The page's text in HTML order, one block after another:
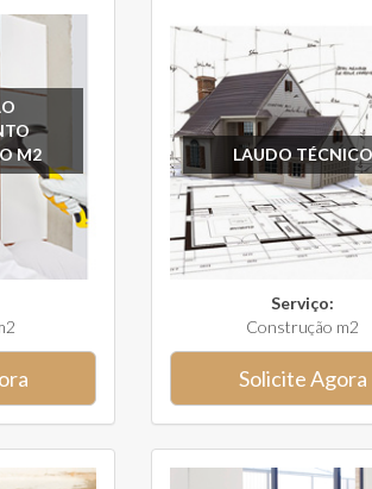
M2
LAUDO TÉCNICO
Serviço:
Construção m2
Solicite Agora